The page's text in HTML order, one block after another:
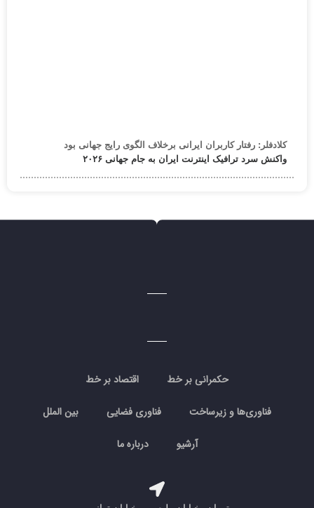
کلادفلر: رفتار کاربران ایرانی برخلاف الگوی رایج جهانی بود
واکنش سرد ترافیک اینترنت ایران به جام جهانی ۲۰۲۶
حکمرانی بر خط اقتصاد بر خط
فناوری‌ها و زیرساخت فناوری فضایی بین الملل
آرشیو درباره ما